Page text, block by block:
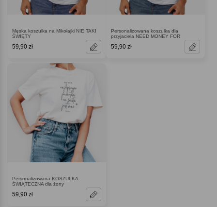
Męska koszulka na Mikołajki NIE TAKI
ŚWIĘTY
59,90 zł
Personalizowana koszulka dla
przyjaciela NEED MONEY FOR
59,90 zł
Personalizowana KOSZULKA
ŚWIĄTECZNA dla żony
59,90 zł